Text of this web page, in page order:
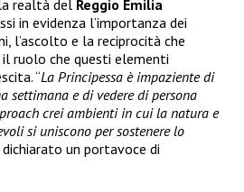
realtà del Reggio Emilia
in evidenza l’importanza dei
l’ascolto e la reciprocità che
ruolo che questi elementi
“La Principessa è impaziente di
settimana e di vedere di persona
crei ambienti in cui la natura e
si uniscono per sostenere lo
dichiarato un portavoce di